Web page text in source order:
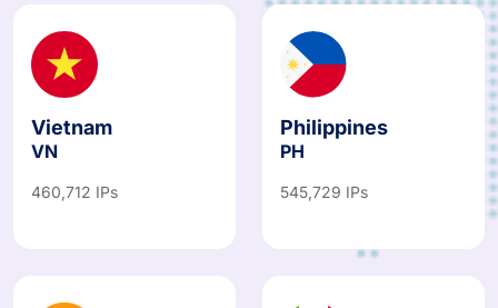
Vietnam
VN
460,712 IPs
Philippines
PH
545,729 IPs